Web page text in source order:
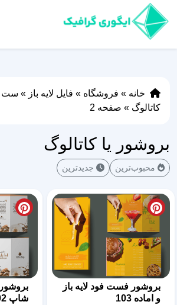
خانه » فروشگاه » فایل لایه باز » ست
کاتالوگ » صفحه 2
بروشور یا کاتالوگ
محبوب‌ترین جدیدترین
بروشور فست فود لایه باز
و اماده 103
شاپ 102